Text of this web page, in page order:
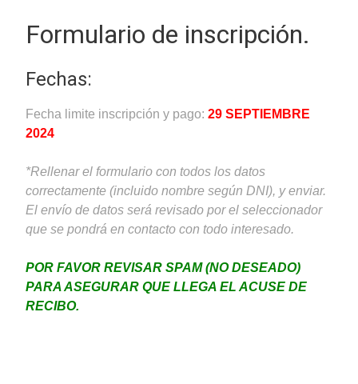
Formulario de inscripción.
Fechas:
Fecha limite inscripción y pago: 29 SEPTIEMBRE
2024
*Rellenar el formulario con todos los datos
correctamente (incluido nombre según DNI), y enviar.
El envío de datos será revisado por el seleccionador
que se pondrá en contacto con todo interesado.
POR FAVOR REVISAR SPAM (NO DESEADO)
PARA ASEGURAR QUE LLEGA EL ACUSE DE
RECIBO.